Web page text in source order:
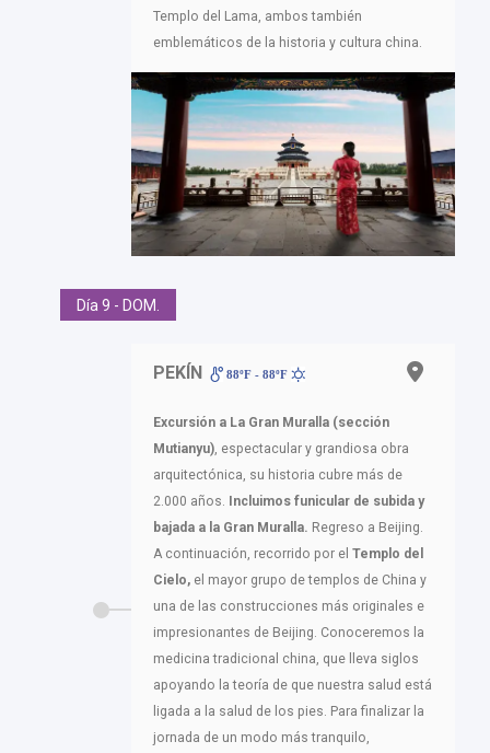
Templo del Lama, ambos también
emblemáticos de la historia y cultura china.
Día 9 - DOM.
PEKÍN 88ºF - 88ºF
Excursión a La Gran Muralla (sección
Mutianyu), espectacular y grandiosa obra
arquitectónica, su historia cubre más de
2.000 años.
Incluimos funicular de subida y
bajada a la Gran Muralla. Regreso a Beijing.
A continuación, recorrido por el Templo del
Cielo, el mayor grupo de templos de China y
una de las construcciones más originales e
impresionantes de Beijing. Conoceremos la
medicina tradicional china, que lleva siglos
apoyando la teoría de que nuestra salud está
ligada a la salud de los pies. Para finalizar la
jornada de un modo más tranquilo,